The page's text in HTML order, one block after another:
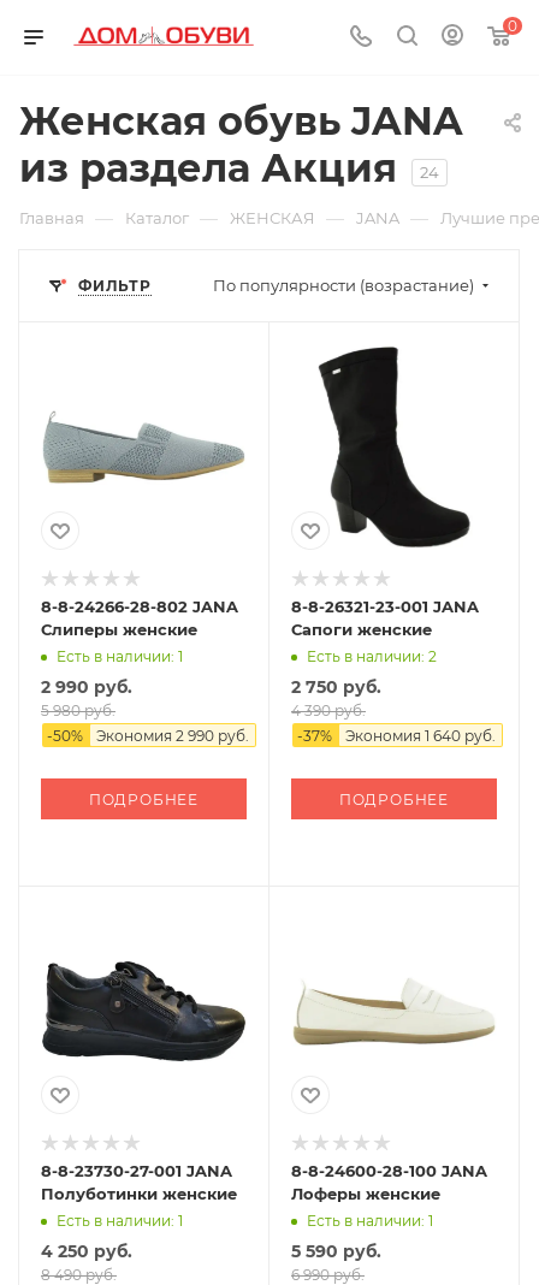
0
Женская обувь JANA
из раздела Акция
24
Главная — Каталог — ЖЕНСКАЯ — JANA — Лучшие
ФИЛЬТР По популярности (возрастание)
8-8-24266-28-802 JANA
Слиперы женские
Есть в наличии: 1
2 990 руб.
5 980 руб.
-50% Экономия 2 990 руб.
ПОДРОБНЕЕ
8-8-26321-23-001 JANA
Сапоги женские
Есть в наличии: 2
2 750 руб.
4 390 руб.
-37% Экономия 1 640 руб.
ПОДРОБНЕЕ
8-8-23730-27-001 JANA
Полуботинки женские
Есть в наличии: 1
4 250 руб.
8 490 руб.
8-8-24600-28-100 JANA
Лоферы женские
Есть в наличии: 1
5 590 руб.
6 990 руб.